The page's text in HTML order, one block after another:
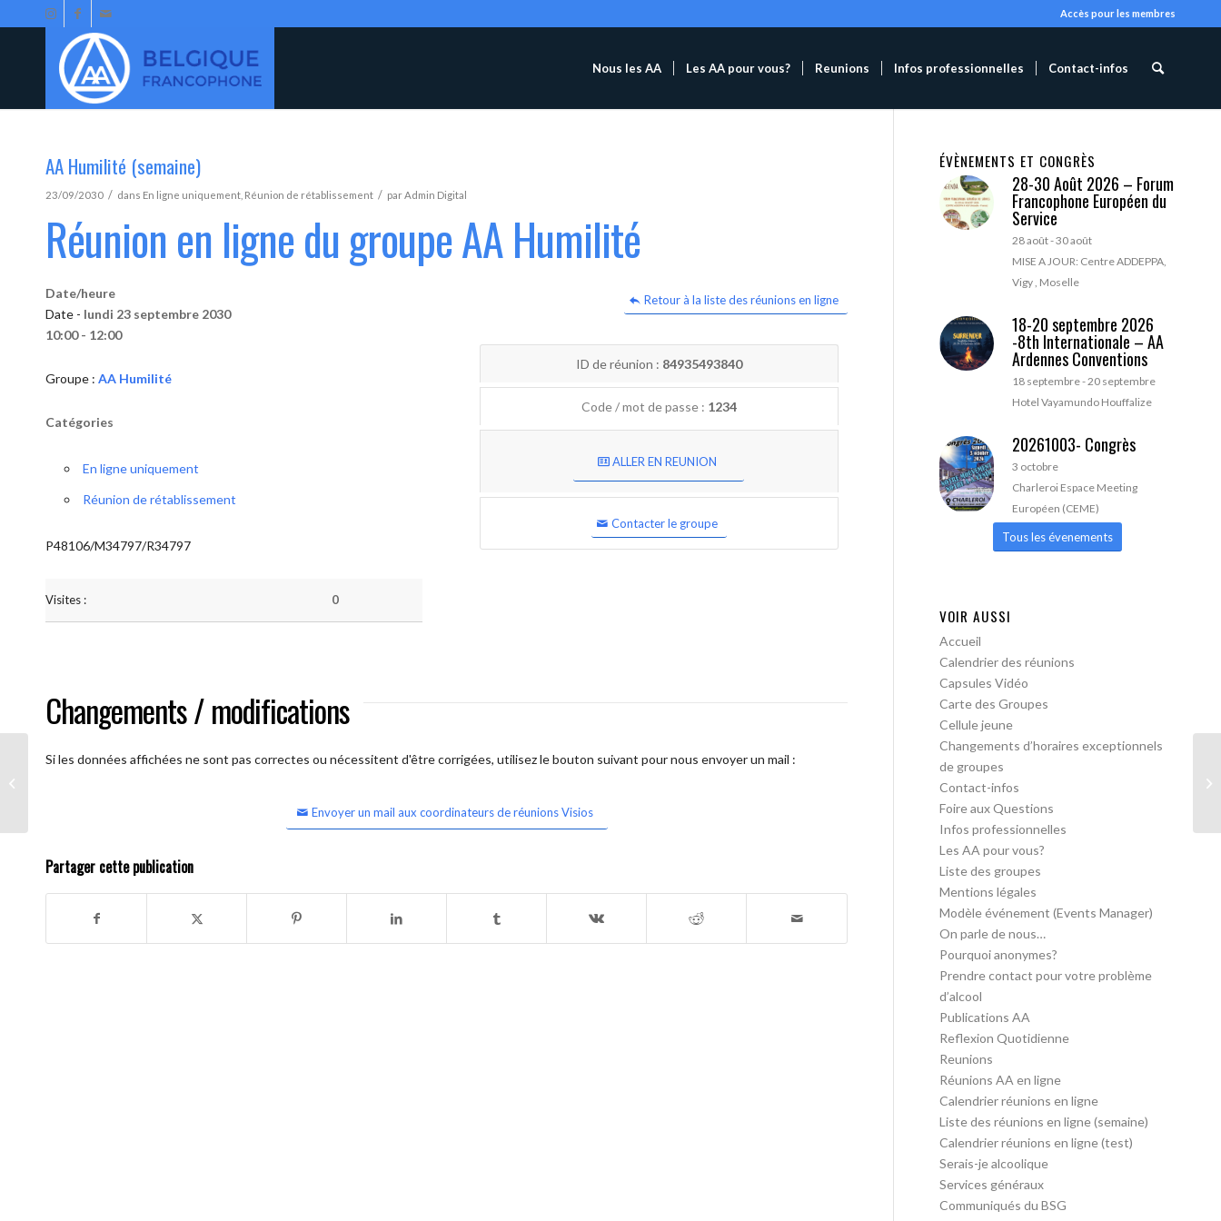
Accès pour les membres
Nous les AA Les AA pour vous? Reunions Infos professionnelles Contact-infos
AA Humilité (semaine)
23/09/2030 / dans En ligne uniquement Réunion de rétablissement / parAdmin Digital
Réunion en ligne du groupe AA Humilité
Retour à la liste des réunions en ligne
Date/heure
Date - lundi 23 septembre 2030
10:00 - 12:00
Groupe : AA Humilité
Catégories
En ligne uniquement
Réunion de rétablissement
P48106/M34797/R34797
Visites : 0
ID de réunion : 84935493840
Code / mot de passe : 1234
ALLER EN REUNION
Contacter le groupe
Changements / modifications
Si les données affichées ne sont pas correctes ou nécessitent d'être corrigées, utilisez le bouton suivant pour nous envoyer un mail :
Envoyer un mail aux coordinateurs de réunions Visios
Partager cette publication
ÉVÈNEMENTS ET CONGRÈS
28-30 Août 2026 – Forum
Francophone Européen du
Service
28 août-30 août
MISE A JOUR: Centre ADDEPPA,
Vigy , Moselle
18-20 septembre 2026
-8th Internationale – AA
Ardennes Conventions
18 septembre-20 septembre
Hotel Vayamundo Houffalize
20261003- Congrès
3 octobre
Charleroi Espace Meeting
Européen (CEME)
Tous les évenements
VOIR AUSSI
Accueil
Calendrier des réunions
Capsules Vidéo
Carte des Groupes
Cellule jeune
Changements d’horaires exceptionnels
de groupes
Contact-infos
Foire aux Questions
Infos professionnelles
Les AA pour vous?
Liste des groupes
Mentions légales
Modèle événement (Events Manager)
On parle de nous…
Pourquoi anonymes?
Prendre contact pour votre problème
d’alcool
Publications AA
Reflexion Quotidienne
Reunions
Réunions AA en ligne
Calendrier réunions en ligne
Liste des réunions en ligne (semaine)
Calendrier réunions en ligne (test)
Serais-je alcoolique
Services généraux
Communiqués du BSG